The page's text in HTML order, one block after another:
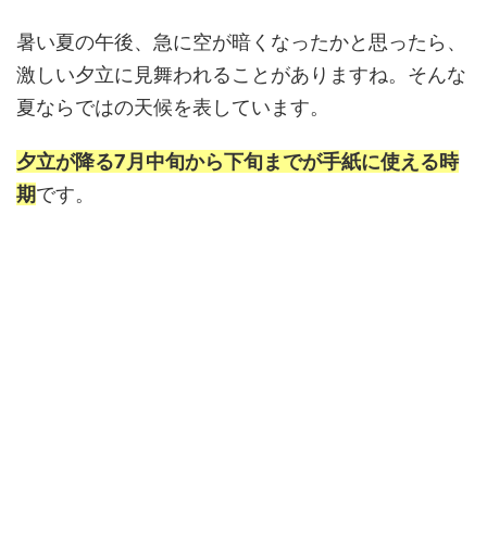
暑い夏の午後、急に空が暗くなったかと思ったら、
激しい夕立に見舞われることがありますね。そんな
夏ならではの天候を表しています。
夕立が降る7月中旬から下旬までが手紙に使える時
期です。